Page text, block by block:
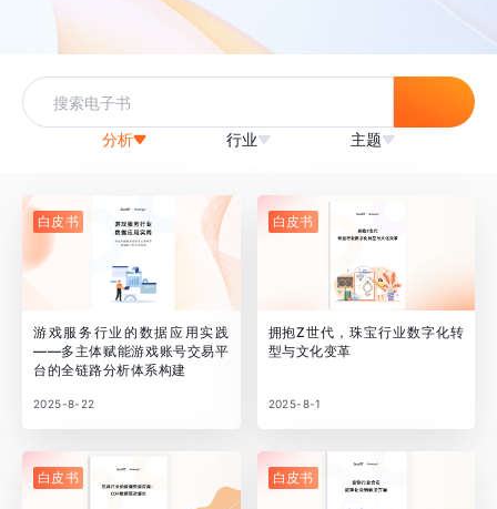
分析 行业 主题
白皮书
游戏服务行业的数据应用实践
——多主体赋能游戏账号交易平
台的全链路分析体系构建
2025-8-22
白皮书
拥抱Z世代，珠宝行业数字化转
型与文化变革
2025-8-1
白皮书 白皮书